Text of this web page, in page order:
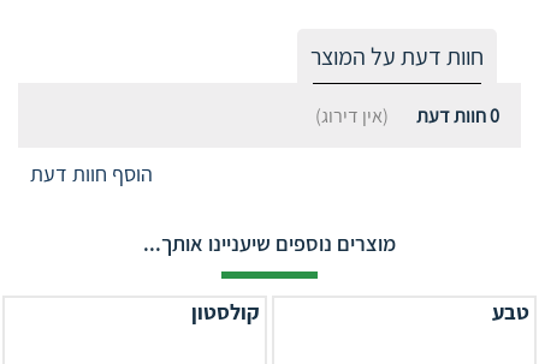
חוות דעת על המוצר
0חוות דעת (אין דירוג)
הוסף חוות דעת
מוצרים נוספים שיעניינו אותך...
טבע קולסטון